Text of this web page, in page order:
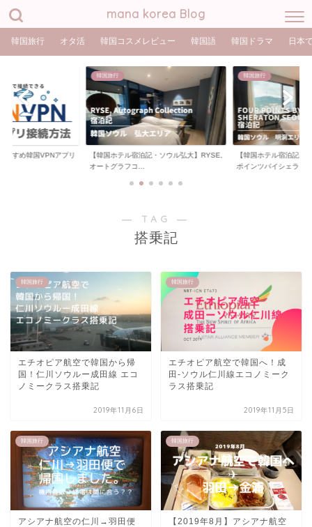
mana korea Blog
韓国旅行 オタ活 韓国コスメレビュー 韓国語 韓国ドラマ 日本
すすめ韓国VPNアプリ
韓国旅行
【韓国ホテル宿泊記・ソウル弘大】RYSE,
オートグラフコ...
韓国旅行
【韓国ホテル宿泊記・
ポインツバイシェラ...
― TAG ―
搭乗記
韓国旅行
エチオピア航空で韓国から帰
国！仁川ソウルー成田線 エコ
ノミークラス搭乗記
2019年11月6日
韓国旅行
エチオピア航空で韓国へ！成
田-ソウル仁川線エコノミーク
ラス搭乗記
2019年11月5日
韓国旅行
アシアナ航空の仁川→羽田便
韓国旅行
【2019年8月】アシアナ航空